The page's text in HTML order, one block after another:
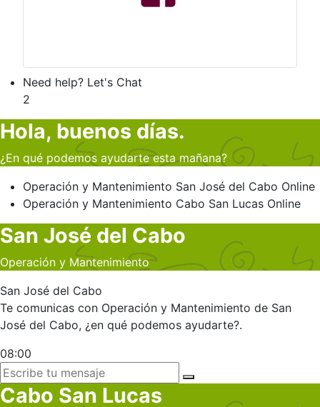
Need help? Let's Chat
2
Hola, buenos días.
¿En qué podemos ayudarte esta mañana?
Operación y Mantenimiento San José del Cabo Online
Operación y Mantenimiento Cabo San Lucas Online
San José del Cabo
Operación y Mantenimiento
San José del Cabo
Te comunicas con Operación y Mantenimiento de San
José del Cabo, ¿en qué podemos ayudarte?.
08:00
Cabo San Lucas